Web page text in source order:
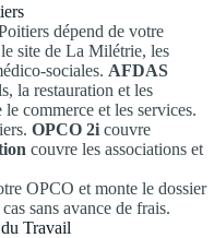
dépend de votre
site de La Milétrie, les
sociales. AFDAS
la restauration et les
le commerce et les services.
OPCO 2i couvre
couvre les associations et
OPCO et monte le dossier
sans avance de frais.
Travail